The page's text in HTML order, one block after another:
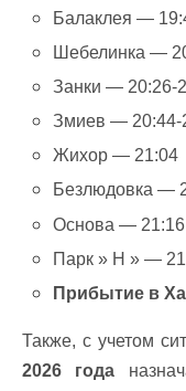
Балаклея —
Шебелинка —
Занки — 20:26-
Змиев — 20:44-
Жихор — 21:04
Безлюдовка —
Основа — 21:16
Парк » Н » —
Прибытие в
Также, с учетом
2026 года